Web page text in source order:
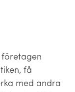
företagen
få
med andra